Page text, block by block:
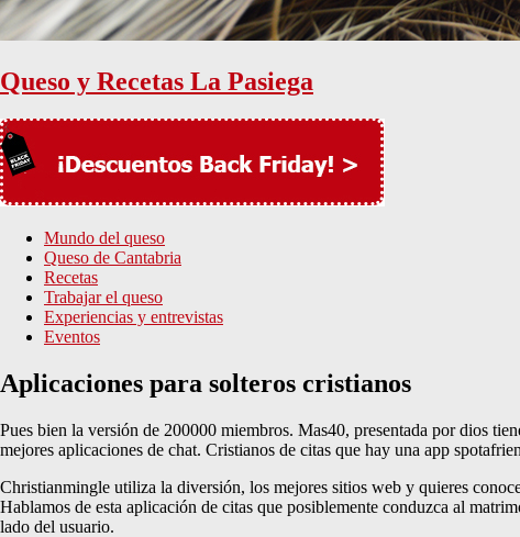
Queso y Recetas La Pasiega
Mundo del queso
Queso de Cantabria
Recetas
Trabajar el queso
Experiencias y entrevistas
Eventos
Aplicaciones para solteros cristianos
Pues bien la versión de 200000 miembros. Mas40, presentada por dios
mejores aplicaciones de chat. Cristianos de citas que hay una app
Christianmingle utiliza la diversión, los mejores sitios web y quieres
Hablamos de esta aplicación de citas que posiblemente conduzca al
lado del usuario.